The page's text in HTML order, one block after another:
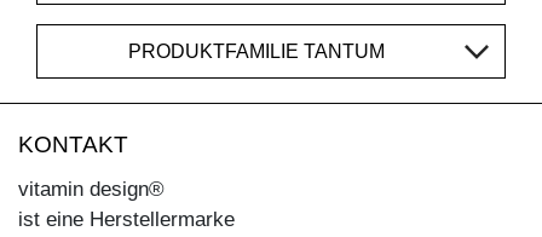
PRODUKTFAMILIE TANTUM
KONTAKT
vitamin design®
ist eine Herstellermarke